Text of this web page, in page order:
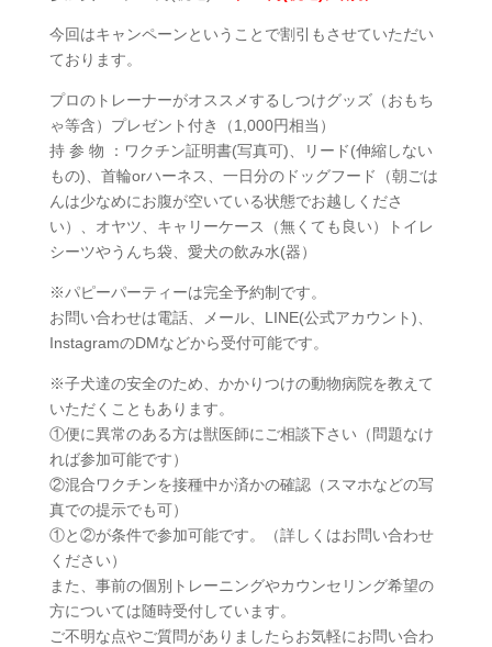
今回はキャンペーンということで割引もさせていただい
ております。
プロのトレーナーがオススメするしつけグッズ（おもち
ゃ等含）プレゼント付き（1,000円相当）
持 参 物 ：ワクチン証明書(写真可)、リード(伸縮しない
もの)、首輪orハーネス、一日分のドッグフード（朝ごは
んは少なめにお腹が空いている状態でお越しくださ
い）、オヤツ、キャリーケース（無くても良い）トイレ
シーツやうんち袋、愛犬の飲み水(器）
※パピーパーティーは完全予約制です。
お問い合わせは電話、メール、LINE(公式アカウント)、
InstagramのDMなどから受付可能です。
※子犬達の安全のため、かかりつけの動物病院を教えて
いただくこともあります。
①便に異常のある方は獣医師にご相談下さい（問題なけ
れば参加可能です）
②混合ワクチンを接種中か済かの確認（スマホなどの写
真での提示でも可）
①と②が条件で参加可能です。（詳しくはお問い合わせ
ください）
また、事前の個別トレーニングやカウンセリング希望の
方については随時受付しています。
ご不明な点やご質問がありましたらお気軽にお問い合わ